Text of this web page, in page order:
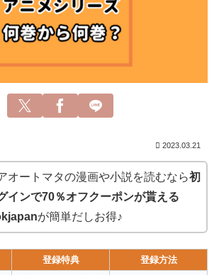
2023.03.21
オートマタの漫画や小説を読むなら初
インで70％オフクーポンが貰える
が簡単だしお得♪
登録特典 登録方法